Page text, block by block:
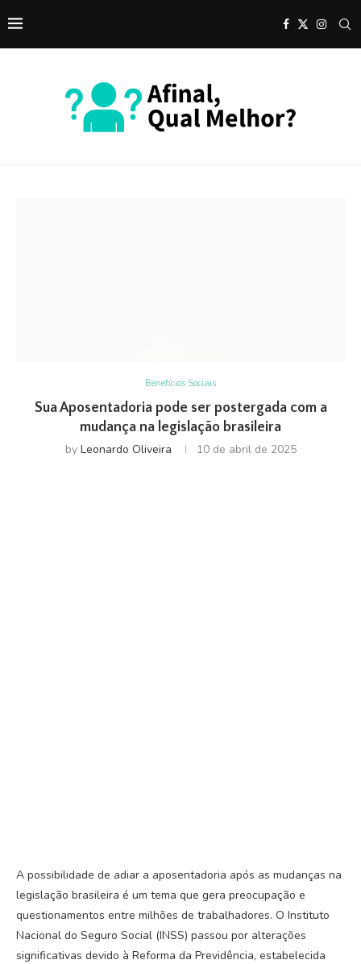
Benefícios Sociais
Sua Aposentadoria pode ser postergada com a
mudança na legislação brasileira
by Leonardo Oliveira 10 de abril de 2025
A possibilidade de adiar a aposentadoria após as mudanças na
legislação brasileira é um tema que gera preocupação e
questionamentos entre milhões de trabalhadores. O Instituto
Nacional do Seguro Social (INSS) passou por alterações
significativas devido à Reforma da Previdência, estabelecida